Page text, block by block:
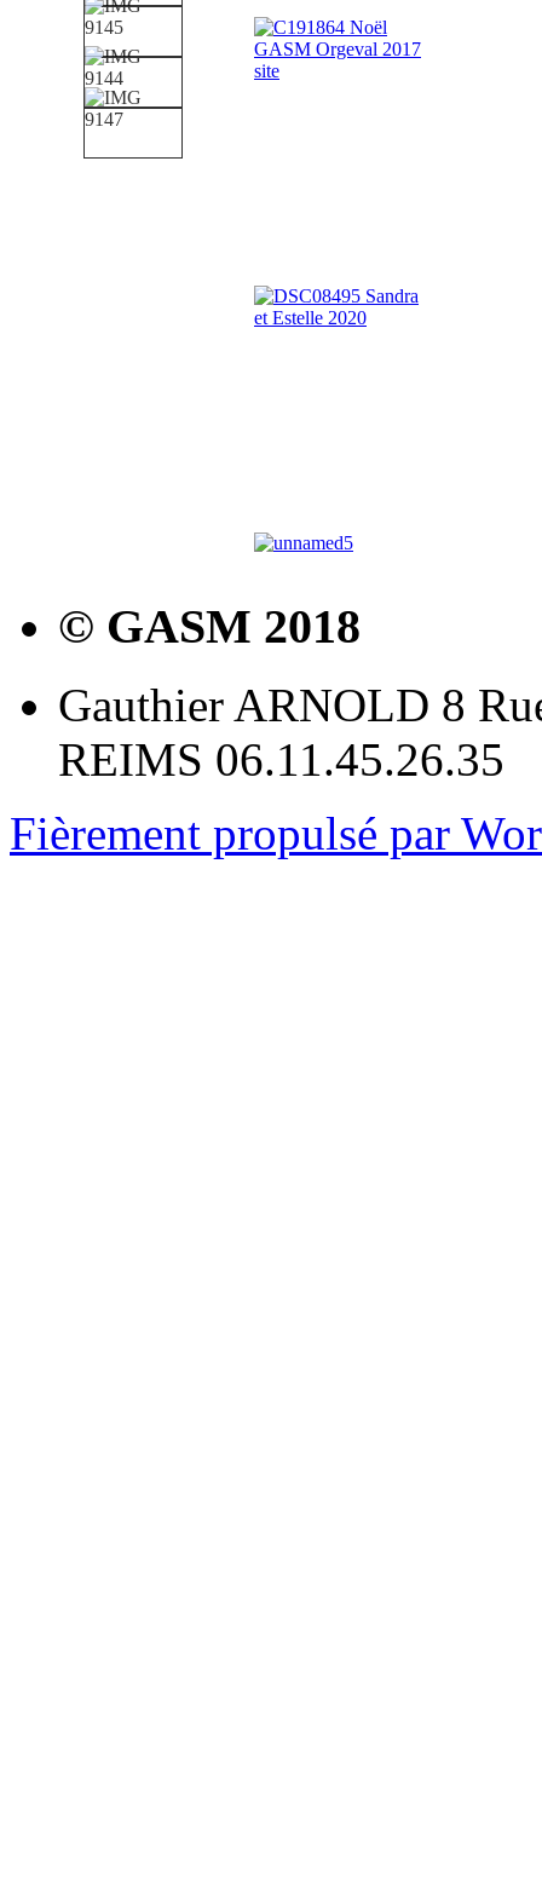
© GASM 2018
Gauthier ARNOLD 8
REIMS 06.11.45.26.35
Fièrement propulsé par